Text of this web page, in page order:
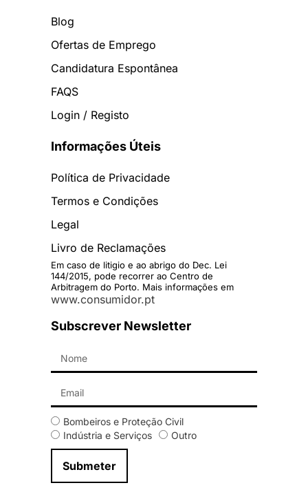
Blog
Ofertas de Emprego
Candidatura Espontânea
FAQS
Login / Registo
Informações Úteis
Política de Privacidade
Termos e Condições
Legal
Livro de Reclamações
Em caso de litigio e ao abrigo do Dec. Lei
144/2015, pode recorrer ao Centro de
Arbitragem do Porto. Mais informações em
www.consumidor.pt
Subscrever Newsletter
Bombeiros e Proteção Civil
Indústria e Serviços
Outro
Submeter